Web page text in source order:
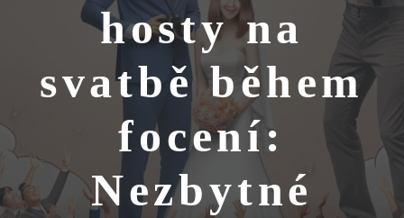
hosty na
svatbě během
focení:
Nezbytné